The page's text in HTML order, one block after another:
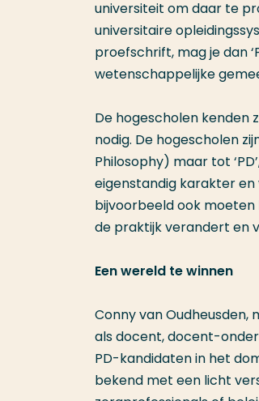
universiteit om daar te
universitaire
proefschrift, mag je dan
wetenschappelijke
De hogescholen kenden
nodig. De hogescholen
Philosophy) maar tot
eigenstandig karakter
bijvoorbeeld ook
de praktijk verandert en
Een wereld te winnen
Conny van
als docent, docent-
PD-kandidaten in het
bekend met een licht